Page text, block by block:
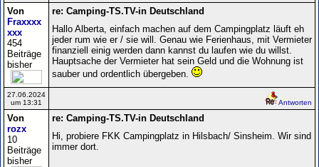
Von
Fraxxxx
xxx
454
Beiträge
bisher
re: Camping-TS.TV-in Deutschland
Hallo Alberta, einfach machen auf dem Campingplatz läuft eh
jeder rum wie er / sie will. Genau wie Ferienhaus, mit Vermieter
finanziell einig werden dann kannst du laufen wie du willst.
Hauptsache der Vermieter hat sein Geld und die Wohnung ist
sauber und ordentlich übergeben.
27.06.2024
um 13:31
Antworten
Von
rozx
10
Beiträge
bisher
re: Camping-TS.TV-in Deutschland
Hi, probiere FKK Campingplatz in Hilsbach/ Sinsheim. Wir sind
immer dort.